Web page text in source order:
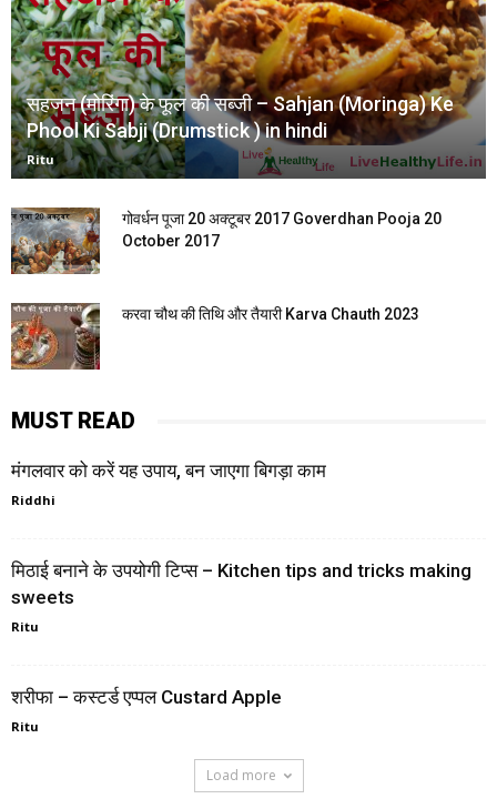
सहजन (मोरिंगा) के फूल की सब्जी – Sahjan (Moringa) Ke
Phool Ki Sabji (Drumstick ) in hindi
Ritu
गोवर्धन पूजा 20 अक्टूबर 2017 Goverdhan Pooja 20
October 2017
करवा चौथ की तिथि और तैयारी Karva Chauth 2023
MUST READ
मंगलवार को करें यह उपाय, बन जाएगा बिगड़ा काम
Riddhi
मिठाई बनाने के उपयोगी टिप्स – Kitchen tips and tricks making
sweets
Ritu
शरीफा – कस्टर्ड एप्पल Custard Apple
Ritu
Load more